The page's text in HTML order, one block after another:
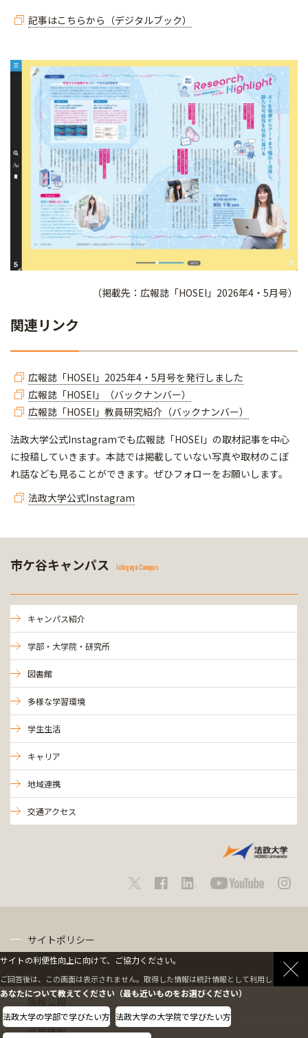
記事はこちらから（デジタルブック）
（掲載先：広報誌「HOSEI」2026年4・5月号）
関連リンク
広報誌「HOSEI」2025年4・5月号を発行しました
広報誌「HOSEI」（バックナンバー）
広報誌「HOSEI」教員研究紹介（バックナンバー）
法政大学公式Instagramでも広報誌「HOSEI」の取材記事を中心
に投稿していきます。本誌では掲載していない写真や取材のこぼ
れ話なども見ることができます。ぜひフォローをお願いします。
法政大学公式Instagram
市ケ谷キャンパス Ichigaya Campus
キャンパス紹介
学部・大学院・研究所
図書館
多様な学習環境
学生生活
キャリア
地域連携
交通アクセス
サイトポリシー
情報公開
採用情報
サイトの利便性向上に向けて、ご協力ください。
ご回答後は、この画面は表示されません。取得した情報は統計情報として利用します。
あなたについて教えてください（最も近いものをお選びください）
法政大学の学部で学びたい方 法政大学の大学院で学びたい方